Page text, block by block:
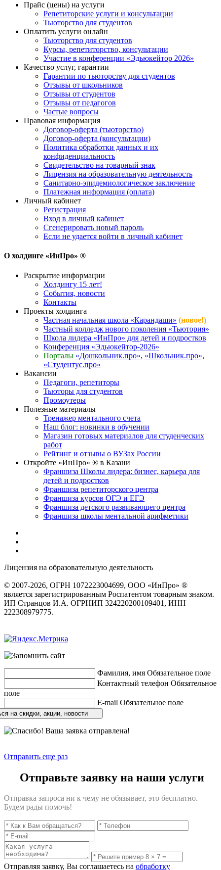
Прайс (цены) на услуги
Репетиторские услуги и консультации
Тьюторство для студентов
Оплатить услуги онлайн
Тьюторство для студентов
Курсы, репетиторство, консультации
Участие в конференции «Эдьюкейтор 2026»
Качество услуг, гарантии
Гарантии по тьюторству для студентов
Отзывы от школьников
Отзывы от студентов
Отзывы от педагогов
Частые вопросы
Правовая информация
Договор-оферта (тьюторство)
Договор-оферта (консультации)
Политика обработки данных и их
конфиденциальность
Свидетельство на товарный знак
Лицензия на образовательную деятельность
Санитарно-эпидемиологическое заключение
Платежная информация (оплата)
Личный кабинет
Регистрация
Вход в личный кабинет
Сгенерировать новый пароль
Если не удается войти в личный кабинет
О холдинге «ИнПро» ®
Раскрытие информации
Холдингу 15 лет!
События, новости
Контакты
Проекты холдинга
Частная начальная школа «Карандаши» (новое!)
Частный колледж нового поколения «Тьютория»
Школа лидера «ИнПро» для детей и подростков
Конференция «Эдьюкейтор-2026»
Порталы «Дошкольник.про», «Школьник.про»,
«Студентус.про»
Вакансии
Педагоги, репетиторы
Тьюторы для студентов
Промоутеры
Полезные материалы
Тренажер ментального счета
Наш блог: новинки в обучении
Магазин готовых материалов для студенческих
работ
Рейтинг и отзывы о ВУЗах России
Откройте «ИнПро» ® в Казани
Франшиза Школы лидера: бизнес, карьера для
детей и подростков
Франшиза репетиторского центра
Франшиза курсов ОГЭ и ЕГЭ
Франшиза детского развивающего центра
Франшиза школы ментальной арифметики
Лицензия на образовательную деятельность
© 2007-2026, ОГРН 1072223004699, ООО «ИнПро» ®
является зарегистрированным Роспатентом товарным знаком.
ИП Странцов И.А. ОГРНИП 324220200109401, ИНН
222308979775.
Фамилия, имя Обязательное поле
Контактный телефон Обязательное
поле
E-mail Обязательное поле
на скидки, акции, новости
Отправить еще раз
Отправьте заявку на наши услуги
Отправка запроса ни к чему не обязывает, это бесплатно.
Будем рады помочь!
Отправляя заявку, Вы соглашаетесь на обработку